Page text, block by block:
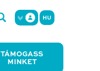
HU
TÁMOGASS
MINKET